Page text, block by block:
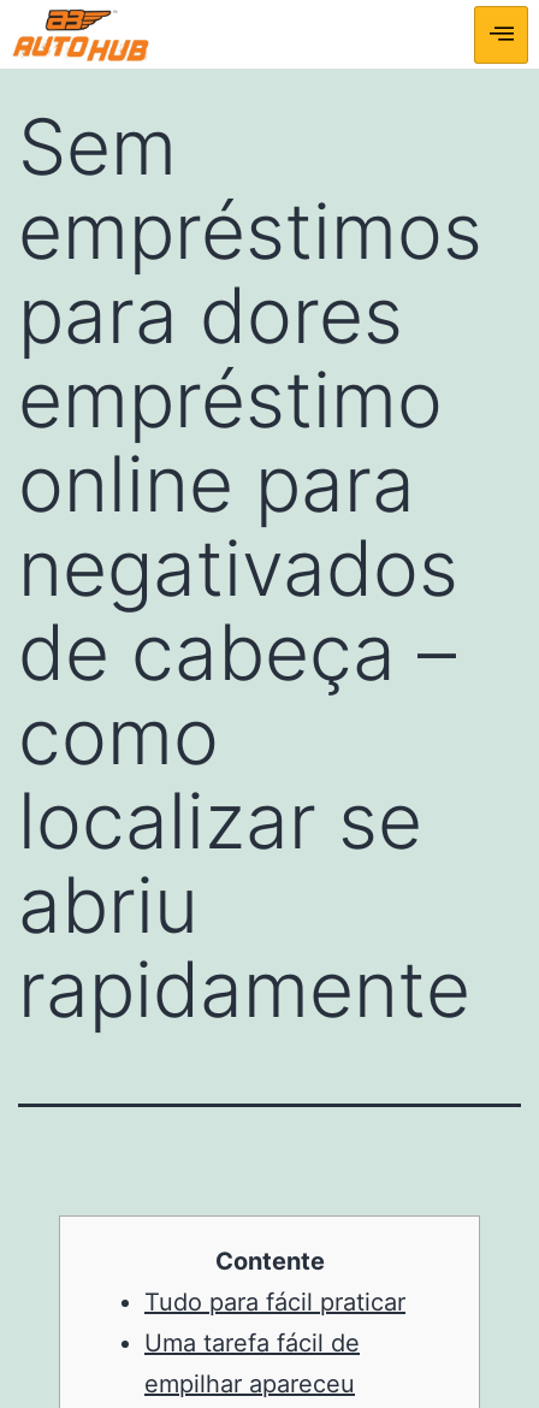
Sem
empréstimos
para dores
empréstimo
online para
negativados
de cabeça –
como
localizar se
abriu
rapidamente
Contente
Tudo para fácil praticar
Uma tarefa fácil de
empilhar apareceu